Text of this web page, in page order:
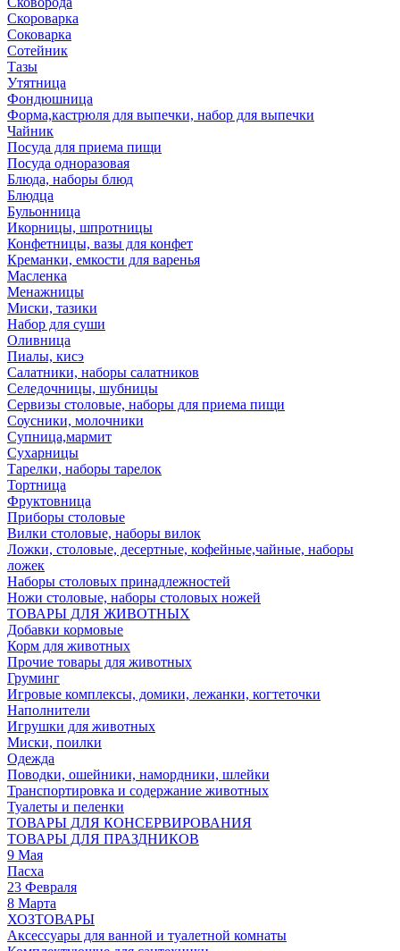
Скороварка
Соковарка
Сотейник
Тазы
Утятница
Фондюшница
Форма,кастрюля для выпечки, набор для выпечки
Чайник
Посуда для приема пищи
Посуда одноразовая
Блюда, наборы блюд
Блюдца
Бульонница
Икорницы, шпротницы
Конфетницы, вазы для конфет
Креманки, емкости для варенья
Масленка
Менажницы
Миски, тазики
Набор для суши
Оливница
Пиалы, кисэ
Салатники, наборы салатников
Селедочницы, шубницы
Сервизы столовые, наборы для приема пищи
Соусники, молочники
Супница,мармит
Сухарницы
Тарелки, наборы тарелок
Тортница
Фруктовница
Приборы столовые
Вилки столовые, наборы вилок
Ложки, столовые, десертные, кофейные,чайные, наборы
ложек
Наборы столовых принадлежностей
Ножи столовые, наборы столовых ножей
ТОВАРЫ ДЛЯ ЖИВОТНЫХ
Добавки кормовые
Корм для животных
Прочие товары для животных
Груминг
Игровые комплексы, домики, лежанки, когтеточки
Наполнители
Игрушки для животных
Миски, поилки
Одежда
Поводки, ошейники, намордники, шлейки
Транспортировка и содержание животных
Туалеты и пеленки
ТОВАРЫ ДЛЯ КОНСЕРВИРОВАНИЯ
ТОВАРЫ ДЛЯ ПРАЗДНИКОВ
9 Мая
Пасха
23 Февраля
8 Марта
ХОЗТОВАРЫ
Аксессуары для ванной и туалетной комнаты